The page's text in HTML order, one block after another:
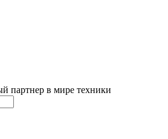
партнер в мире техники